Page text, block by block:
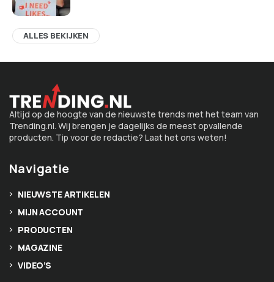
ALLES BEKIJKEN
Altijd op de hoogte van de nieuwste trends met het team van
Trending.nl. Wij brengen je dagelijks de meest opvallende
producten. Tip voor de redactie? Laat het ons weten!
Navigatie
NIEUWSTE ARTIKELEN
MIJN ACCOUNT
PRODUCTEN
MAGAZINE
VIDEO’S